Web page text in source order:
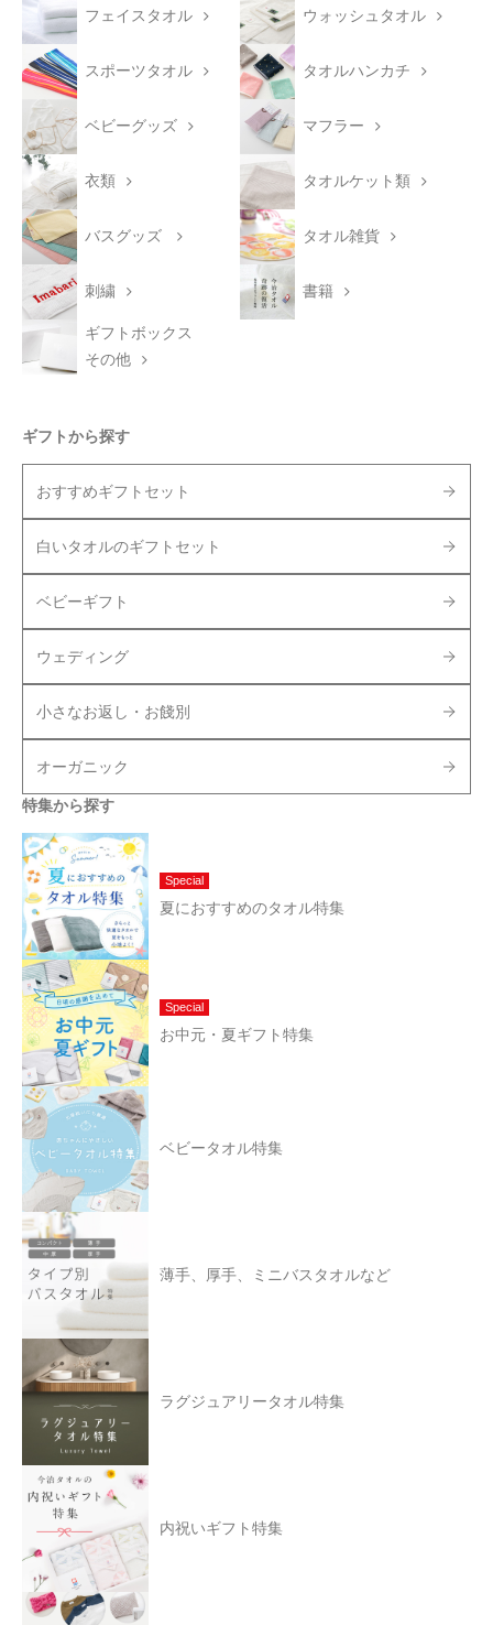
フェイスタオル ウォッシュタオル
スポーツタオル タオルハンカチ
ベビーグッズ マフラー
衣類 タオルケット類
バスグッズ タオル雑貨
刺繍 書籍
ギフトボックス
その他
ギフトから探す
おすすめギフトセット
白いタオルのギフトセット
ベビーギフト
ウェディング
小さなお返し・お餞別
オーガニック
特集から探す
Special
夏におすすめのタオル特集
Special
お中元・夏ギフト特集
ベビータオル特集
薄手、厚手、ミニバスタオルなど
ラグジュアリータオル特集
内祝いギフト特集